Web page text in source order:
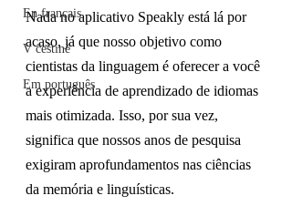
En français
V češtině
Em português
Nada no aplicativo Speakly está lá por
acaso, já que nosso objetivo como
cientistas da linguagem é oferecer a você
a experiência de aprendizado de idiomas
mais otimizada. Isso, por sua vez,
significa que nossos anos de pesquisa
exigiram aprofundamentos nas ciências
da memória e linguísticas.